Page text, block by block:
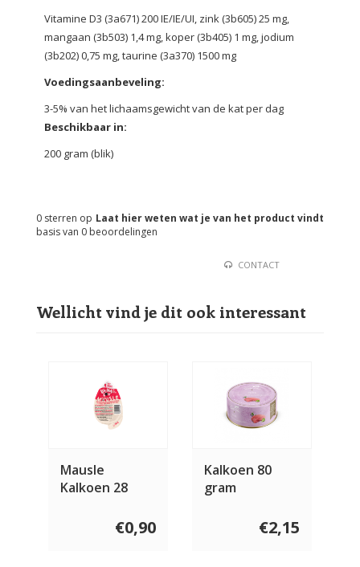
Vitamine D3 (3a671) 200 IE/IE/UI, zink (3b605) 25 mg,
mangaan (3b503) 1,4 mg, koper (3b405) 1 mg, jodium
(3b202) 0,75 mg, taurine (3a370) 1500 mg
Voedingsaanbeveling:
3-5% van het lichaamsgewicht van de kat per dag
Beschikbaar in:
200 gram (blik)
Laat hier weten wat je van het product vindt
0 sterren op
basis van 0 beoordelingen
CONTACT
Wellicht vind je dit ook interessant
Mausle
Kalkoen 28
€0,90
Kalkoen 80
gram
€2,15